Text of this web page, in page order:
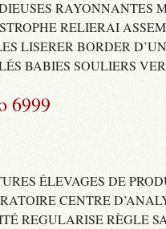
RAYONNANTES
RELIERAI
LISERER BORDER
BABIES SOULIERS
6999
ÉLEVAGES DE
CENTRE
REGULARISE RÈGLE